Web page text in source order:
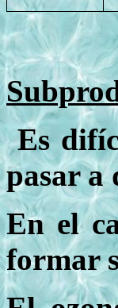
Es
pasar a
En el
formar